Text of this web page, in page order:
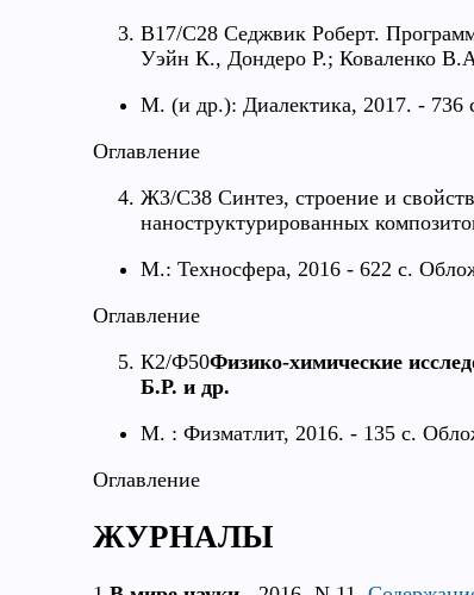
В17/С28 Седжвик Роберт.
Уэйн К., Дондеро Р.; Коваленко
М. (и др.): Диалектика, 2017. - 736
Оглавление
Ж3/С38 Синтез, строение и
наноструктурированных
М.: Техносфера, 2016 - 622 с.
Оглавление
К2/Ф50Физико-химические
Б.Р. и др.
М. : Физматлит, 2016. - 135 с.
Оглавление
ЖУРНАЛЫ